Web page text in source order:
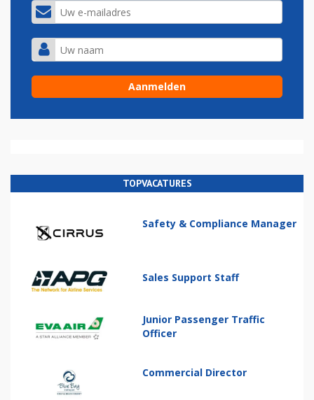
TOPVACATURES
Safety & Compliance Manager
Sales Support Staff
Junior Passenger Traffic
Officer
Commercial Director